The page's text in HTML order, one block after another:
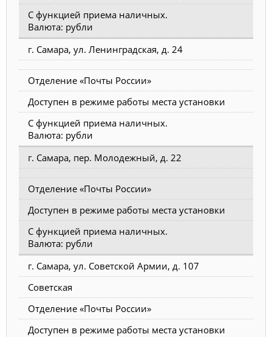
С функцией приема наличных.
Валюта: рубли
г. Самара, ул. Ленинградская, д. 24
Отделение «Почты России»
Доступен в режиме работы места установки
С функцией приема наличных.
Валюта: рубли
г. Самара, пер. Молодежный, д. 22
Отделение «Почты России»
Доступен в режиме работы места установки
С функцией приема наличных.
Валюта: рубли
г. Самара, ул. Советской Армии, д. 107
Советская
Отделение «Почты России»
Доступен в режиме работы места установки